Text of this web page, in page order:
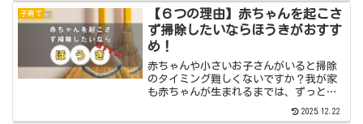
目次眠れない夜、授乳のたびに肩がつら
い…その悩み、クッションで...
子育て
【６つの理由】赤ちゃんを起こさ
ず掃除したいならほうきがおすす
め！
赤ちゃんや小さいお子さんがいると掃除
のタイミング難しくないですか？我が家
も赤ちゃんが生まれるまでは、ずっと掃
の赤ちゃんはとにかく音に敏感で、やっ
2025.12.22